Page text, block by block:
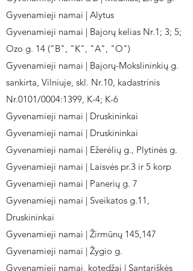
Gyvenamieji namai | Alytus
Gyvenamieji namai | Bajorų kelias Nr.1; 3; 5;
Ozo g. 14 ("B", "K", "A", "O")
Gyvenamieji namai | Bajorų-Mokslininkių g.
sankirta, Vilniuje, skl. Nr.10, kadastrinis
Nr.0101/0004:1399, K-4; K-6
Gyvenamieji namai | Druskininkai
Gyvenamieji namai | Druskininkai
Gyvenamieji namai | Ežerėlių g., Plytinės g.
Gyvenamieji namai | Laisvės pr.3 ir 5 korp
Gyvenamieji namai | Panerių g. 7
Gyvenamieji namai | Sveikatos g.11,
Druskininkai
Gyvenamieji namai | Žirmūnų 145,147
Gyvenamieji namai | Žygio g.
Gyvenamieji namai, kotedžai | Santariškės